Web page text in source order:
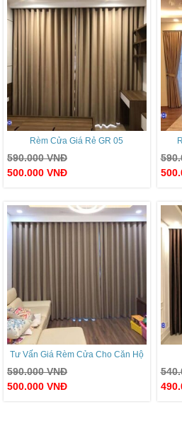
Rèm Cửa Giá Rẻ GR 05
590.000VNĐ
500.000 VNĐ
Tư Vấn Giá Rèm Cửa Cho Căn Hộ
590.000VNĐ
500.000 VNĐ